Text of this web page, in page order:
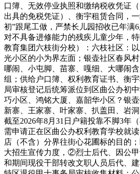
口簿、无效停业执照和缴纳税收凭证
出具的免税凭证）、衡宇租赁合同，
初”跟尾工做，严禁长儿园招收已年满6
对不具备进修能力的残疾儿童少年，
教育集团六枝街分校）：六枝社区：
光小区的小为界左面；银壶社区春风
哪闹、小屯脚、苗寨、嘎细、大哪闹
组；供给户口簿、权利教育证书、衡
局审核登记后统筹派位到区曲公办初
巧小区、鸿铭大厦、嘉韶华小区？银壶
新寨、王家寨、叶家寨、扒盖田、岩
截至2026年8月31日户籍投靠不脚3年
需申请正在区曲公办权利教育学校就
店（不含）分界往街心花圃标的目的
大招生宣传力度，②烈士后代、因公
和期间现役干部转改文职人员后代、